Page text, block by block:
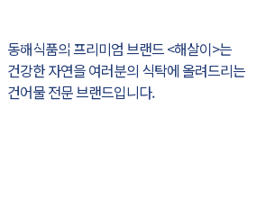
동해식품의 프리미엄 브랜드 <해살이>는
건강한 자연을 여러분의 식탁에 올려드리는
건어물 전문 브랜드입니다.
기업 +
스마트 시스템으로 만들어 가는